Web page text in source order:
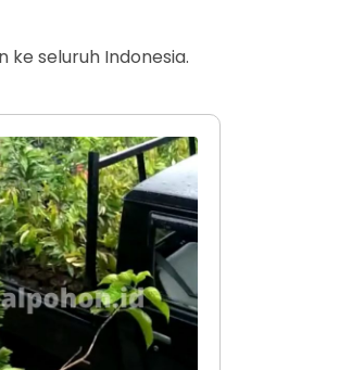
ke seluruh Indonesia.